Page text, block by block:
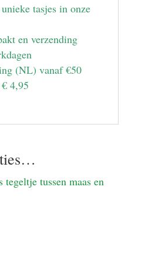
tasjes in onze
en verzending
(NL) vanaf €50
4,95